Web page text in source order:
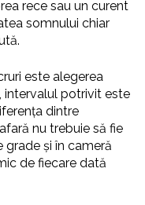
rece sau un curent
somnului chiar
este alegerea
intervalul potrivit este
dintre
nu trebuie să fie
grade și în cameră
de fiecare dată